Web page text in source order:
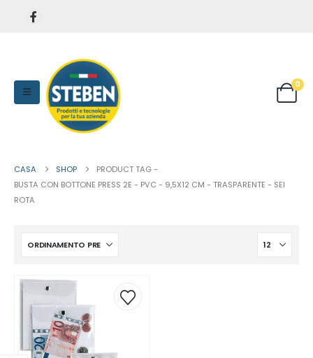
0
CASA SHOP
PRODUCT TAG -
BUSTA CON BOTTONE PRESS 2E - PVC - 9,5X12 CM - TRASPARENTE - SEI
ROTA